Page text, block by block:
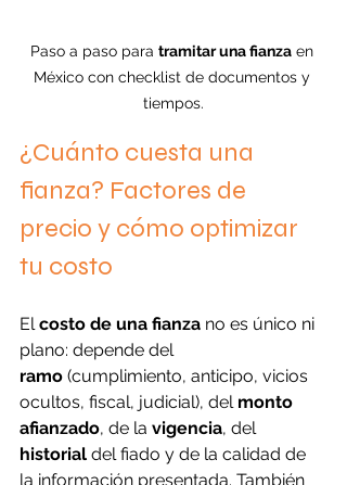
Paso a paso para tramitar una fianza en
México con checklist de documentos y
tiempos.
¿Cuánto cuesta una
fianza? Factores de
precio y cómo optimizar
tu costo
El costo de una fianza no es único ni
plano: depende del
ramo (cumplimiento, anticipo, vicios
ocultos, fiscal, judicial), del monto
afianzado, de la vigencia, del
historial del fiado y de la calidad de
la información presentada. También